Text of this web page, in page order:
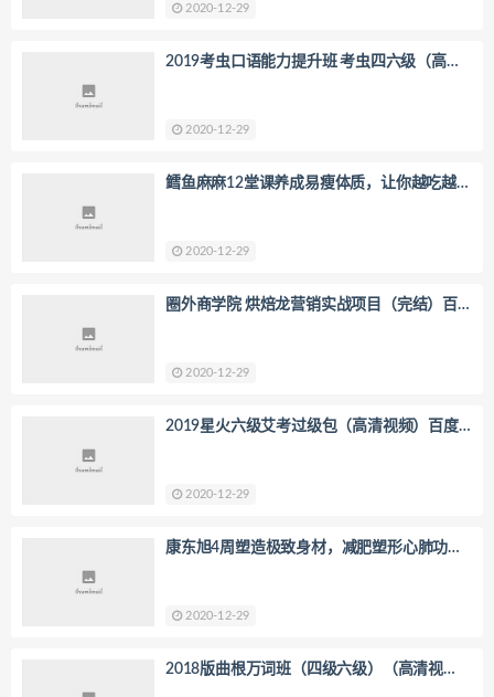
2020-12-29
2019考虫口语能力提升班 考虫四六级（高清
2020-12-29
鳕鱼麻麻12堂课养成易瘦体质，让你越吃越
2020-12-29
圈外商学院 烘焙龙营销实战项目（完结）百
2020-12-29
2019星火六级艾考过级包（高清视频）百度
2020-12-29
康东旭4周塑造极致身材，减肥塑形心肺功能
2020-12-29
2018版曲根万词班（四级六级）（高清视